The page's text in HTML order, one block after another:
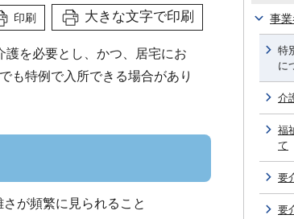
印刷 大きな文字で印刷
を必要とし、かつ、居宅にお
も特例で入所できる場合があり
が頻繁に見られること
事
特
に
介
福
て
要
要